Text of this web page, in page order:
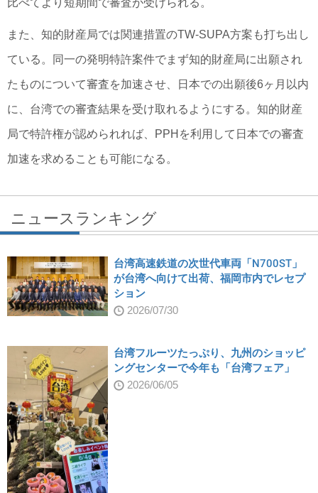
比べてより短期間で審査が受けられる。
また、知的財産局では関連措置のTW-SUPA方案も打ち出し
ている。同一の発明特許案件でまず知的財産局に出願され
たものについて審査を加速させ、日本での出願後6ヶ月以内
に、台湾での審査結果を受け取れるようにする。知的財産
局で特許権が認められれば、PPHを利用して日本での審査
加速を求めることも可能になる。
ニュースランキング
台湾高速鉄道の次世代車両「N700ST」
が台湾へ向けて出荷、福岡市内でレセプ
ション
2026/07/30
台湾フルーツたっぷり、九州のショッピ
ングセンターで今年も「台湾フェア」
2026/06/05